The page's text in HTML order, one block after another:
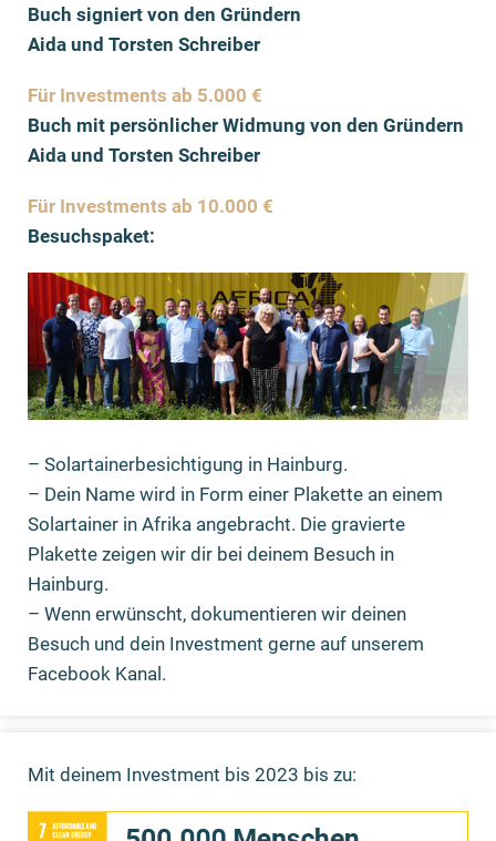
Buch signiert von den Gründern
Aida und Torsten Schreiber
Für Investments ab 5.000 €
Buch mit persönlicher Widmung von den Gründern
Aida und Torsten Schreiber
Für Investments ab 10.000 €
Besuchspaket:
– Solartainerbesichtigung in Hainburg.
– Dein Name wird in Form einer Plakette an einem
Solartainer in Afrika angebracht. Die gravierte
Plakette zeigen wir dir bei deinem Besuch in
Hainburg.
– Wenn erwünscht, dokumentieren wir deinen
Besuch und dein Investment gerne auf unserem
Facebook Kanal.
Mit deinem Investment bis 2023 bis zu: